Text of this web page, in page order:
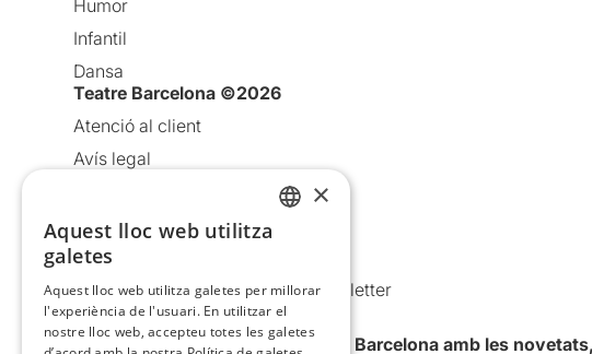
Humor
Infantil
Dansa
Teatre Barcelona ©2026
Atenció al client
Avís legal
Política de cookies
Condicions d’ús
Comunicacions comercials i Newsletter
Anuncia’t
Vull rebre la newsletter de Teatre Barcelona amb les
×
Aquest lloc web utilitza
galetes
Aquest lloc web utilitza galetes per millorar
l'experiència de l'usuari. En utilitzar el
nostre lloc web, accepteu totes les galetes